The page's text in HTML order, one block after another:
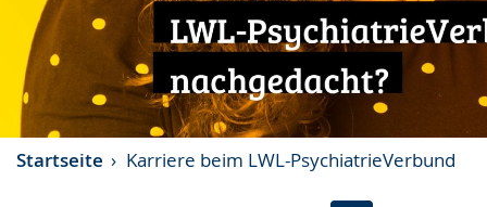
Startseite Karriere beim LWL-PsychiatrieVerbund